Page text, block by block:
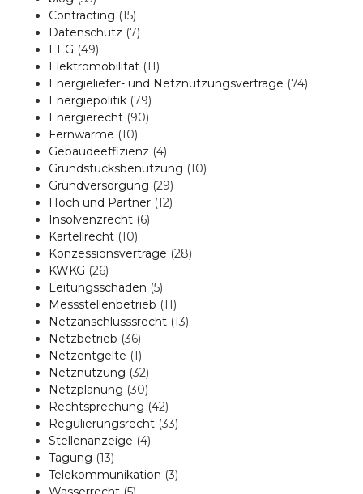
Contracting (15)
Datenschutz (7)
EEG (49)
Elektromobilität (11)
Energieliefer- und Netznutzungsverträge (74)
Energiepolitik (79)
Energierecht (90)
Fernwärme (10)
Gebäudeeffizienz (4)
Grundstücksbenutzung (10)
Grundversorgung (29)
Höch und Partner (12)
Insolvenzrecht (6)
Kartellrecht (10)
Konzessionsverträge (28)
KWKG (26)
Leitungsschäden (5)
Messstellenbetrieb (11)
Netzanschlusssrecht (13)
Netzbetrieb (36)
Netzentgelte (1)
Netznutzung (32)
Netzplanung (30)
Rechtsprechung (42)
Regulierungsrecht (33)
Stellenanzeige (4)
Tagung (13)
Telekommunikation (3)